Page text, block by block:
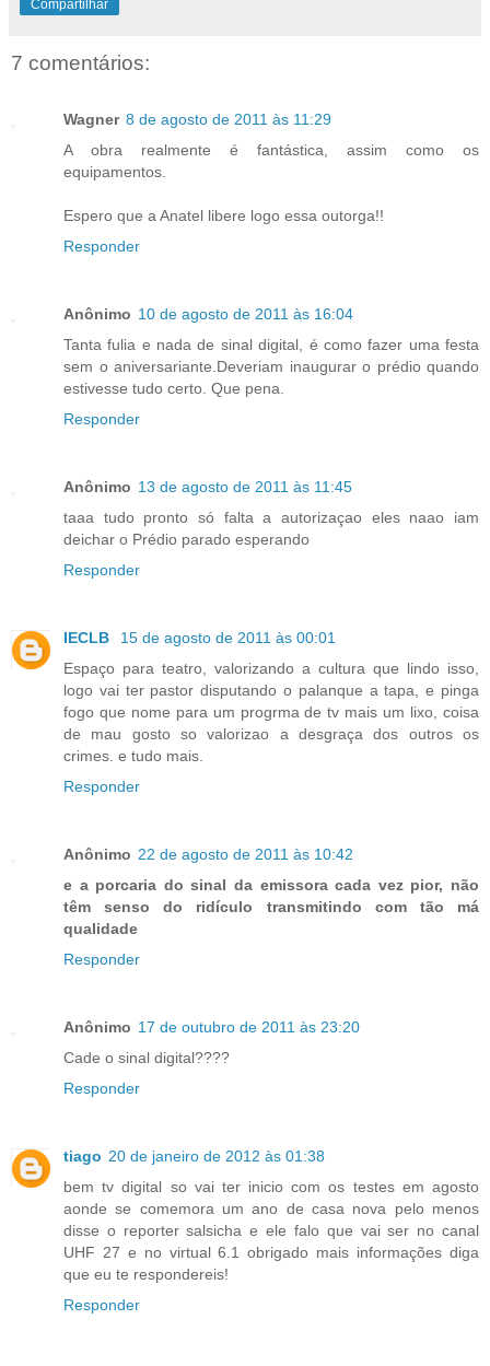
Compartilhar
7 comentários:
Wagner 8 de agosto de 2011 às 11:29
A obra realmente é fantástica, assim como os
equipamentos.
Espero que a Anatel libere logo essa outorga!!
Responder
Anônimo 10 de agosto de 2011 às 16:04
Tanta fulia e nada de sinal digital, é como fazer uma festa
sem o aniversariante.Deveriam inaugurar o prédio quando
estivesse tudo certo. Que pena.
Responder
Anônimo 13 de agosto de 2011 às 11:45
taaa tudo pronto só falta a autorizaçao eles naao iam
deichar o Prédio parado esperando
Responder
IECLB
15 de agosto de 2011 às 00:01
Espaço para teatro, valorizando a cultura que lindo isso,
logo vai ter pastor disputando o palanque a tapa, e pinga
fogo que nome para um progrma de tv mais um lixo, coisa
de mau gosto so valorizao a desgraça dos outros os
crimes. e tudo mais.
Responder
Anônimo 22 de agosto de 2011 às 10:42
e a porcaria do sinal da emissora cada vez pior, não
têm senso do ridículo transmitindo com tão má
qualidade
Responder
Anônimo 17 de outubro de 2011 às 23:20
Cade o sinal digital????
Responder
tiago 20 de janeiro de 2012 às 01:38
bem tv digital so vai ter inicio com os testes em agosto
aonde se comemora um ano de casa nova pelo menos
disse o reporter salsicha e ele falo que vai ser no canal
UHF 27 e no virtual 6.1 obrigado mais informações diga
que eu te respondereis!
Responder